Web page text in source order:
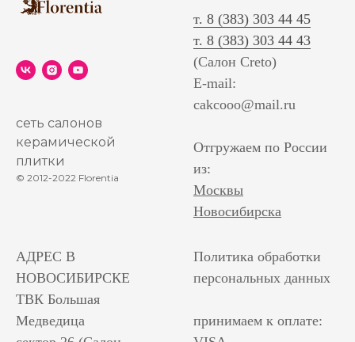
сеть салонов
керамической
плитки
© 2012-2022 Florentia
т. 8 (383) 303 44 45
т. 8 (383) 303 44 43
(Салон Creto)
E-mail:
cakcooo@mail.ru
Отгружаем по России
из:
Москвы
Новосибирска
АДРЕС В
НОВОСИБИРСКЕ
ТВК Большая
Медведица
Политика обработки
персональных данных
принимаем к оплате: